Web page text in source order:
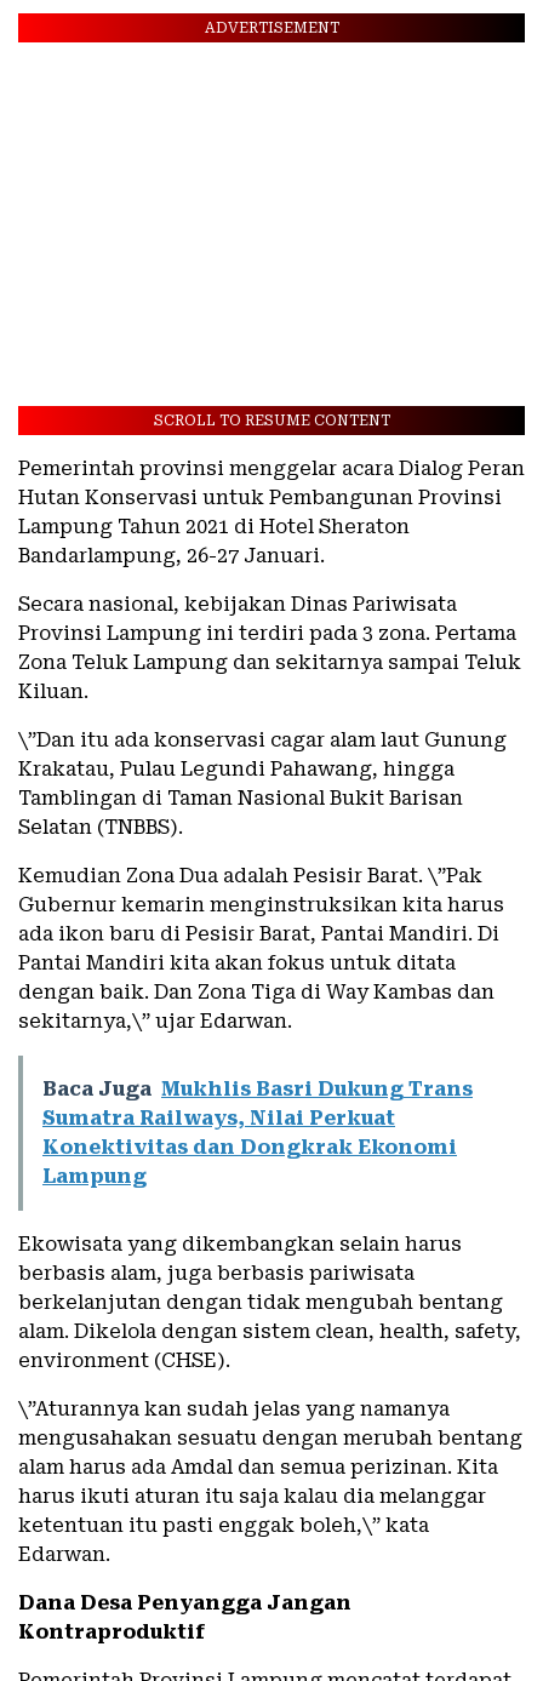
ADVERTISEMENT
SCROLL TO RESUME CONTENT
Pemerintah provinsi menggelar acara Dialog Peran
Hutan Konservasi untuk Pembangunan Provinsi
Lampung Tahun 2021 di Hotel Sheraton
Bandarlampung, 26-27 Januari.
Secara nasional, kebijakan Dinas Pariwisata
Provinsi Lampung ini terdiri pada 3 zona. Pertama
Zona Teluk Lampung dan sekitarnya sampai Teluk
Kiluan.
\”Dan itu ada konservasi cagar alam laut Gunung
Krakatau, Pulau Legundi Pahawang, hingga
Tamblingan di Taman Nasional Bukit Barisan
Selatan (TNBBS).
Kemudian Zona Dua adalah Pesisir Barat. \”Pak
Gubernur kemarin menginstruksikan kita harus
ada ikon baru di Pesisir Barat, Pantai Mandiri. Di
Pantai Mandiri kita akan fokus untuk ditata
dengan baik. Dan Zona Tiga di Way Kambas dan
sekitarnya,\” ujar Edarwan.
Baca Juga Mukhlis Basri Dukung Trans
Sumatra Railways, Nilai Perkuat
Konektivitas dan Dongkrak Ekonomi
Lampung
Ekowisata yang dikembangkan selain harus
berbasis alam, juga berbasis pariwisata
berkelanjutan dengan tidak mengubah bentang
alam. Dikelola dengan sistem clean, health, safety,
environment (CHSE).
\”Aturannya kan sudah jelas yang namanya
mengusahakan sesuatu dengan merubah bentang
alam harus ada Amdal dan semua perizinan. Kita
harus ikuti aturan itu saja kalau dia melanggar
ketentuan itu pasti enggak boleh,\” kata
Edarwan.
Dana Desa Penyangga Jangan
Kontraproduktif